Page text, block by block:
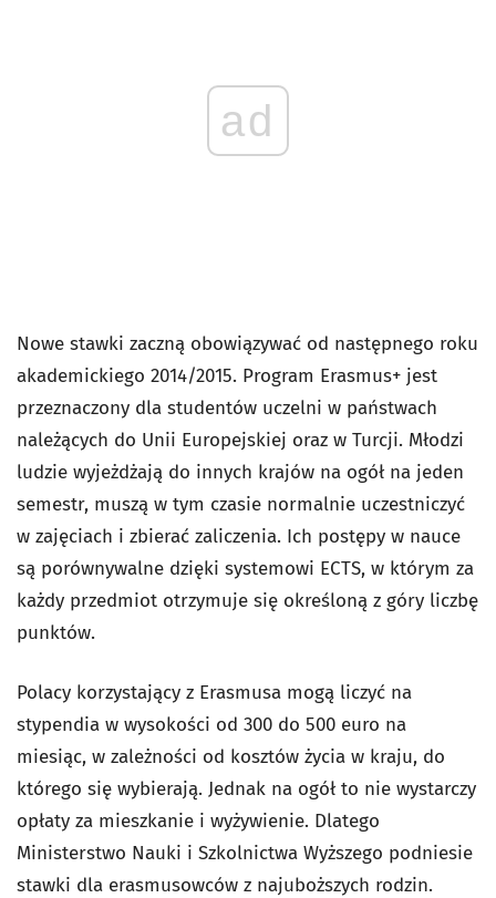
ad
Nowe stawki zaczną obowiązywać od następnego roku
akademickiego 2014/2015. Program Erasmus+ jest
przeznaczony dla studentów uczelni w państwach
należących do Unii Europejskiej oraz w Turcji. Młodzi
ludzie wyjeżdżają do innych krajów na ogół na jeden
semestr, muszą w tym czasie normalnie uczestniczyć
w zajęciach i zbierać zaliczenia. Ich postępy w nauce
są porównywalne dzięki systemowi ECTS, w którym za
każdy przedmiot otrzymuje się określoną z góry liczbę
punktów.
Polacy korzystający z Erasmusa mogą liczyć na
stypendia w wysokości od 300 do 500 euro na
miesiąc, w zależności od kosztów życia w kraju, do
którego się wybierają. Jednak na ogół to nie wystarczy
opłaty za mieszkanie i wyżywienie. Dlatego
Ministerstwo Nauki i Szkolnictwa Wyższego podniesie
stawki dla erasmusowców z najuboższych rodzin.